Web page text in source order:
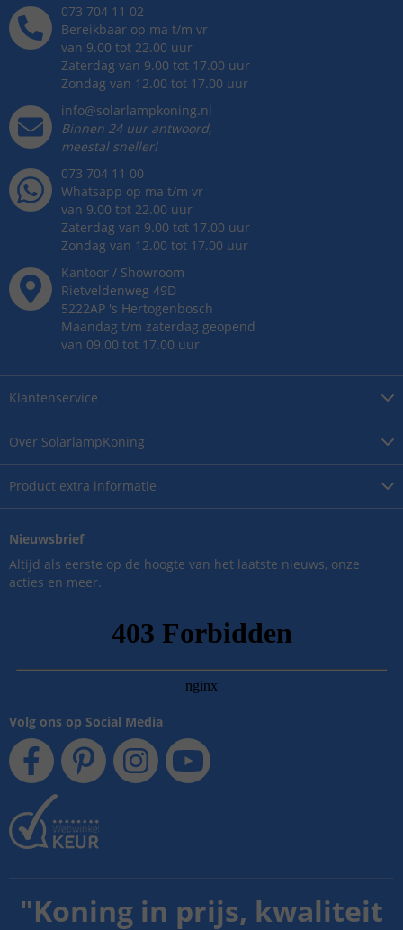
Over SolarlampKoning
Product extra informatie
Klantenservice
073 704 11 02
Bereikbaar op ma t/m vr
van 9.00 tot 22.00 uur
Zaterdag van 9.00 tot 17.00 uur
Zondag van 12.00 tot 17.00 uur
info@solarlampkoning.nl
Binnen 24 uur antwoord,
meestal sneller!
073 704 11 00
Whatsapp op ma t/m vr
van 9.00 tot 22.00 uur
Zaterdag van 9.00 tot 17.00 uur
Zondag van 12.00 tot 17.00 uur
Kantoor / Showroom
Rietveldenweg 49D
5222AP 's Hertogenbosch
Maandag t/m zaterdag geopend
van 09.00 tot 17.00 uur
Nieuwsbrief
Altijd als eerste op de hoogte van het laatste nieuws, onze
acties en meer.
Volg ons op Social Media
"Koning in prijs, kwaliteit